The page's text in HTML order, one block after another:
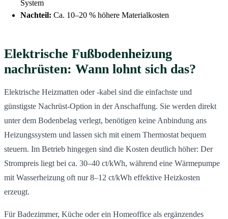
System
Nachteil: Ca. 10–20 % höhere Materialkosten
Elektrische Fußbodenheizung
nachrüsten: Wann lohnt sich das?
Elektrische Heizmatten oder -kabel sind die einfachste und
günstigste Nachrüst-Option in der Anschaffung. Sie werden direkt
unter dem Bodenbelag verlegt, benötigen keine Anbindung ans
Heizungssystem und lassen sich mit einem Thermostat bequem
steuern. Im Betrieb hingegen sind die Kosten deutlich höher: Der
Strompreis liegt bei ca. 30–40 ct/kWh, während eine Wärmepumpe
mit Wasserheizung oft nur 8–12 ct/kWh effektive Heizkosten
erzeugt.
Für Badezimmer, Küche oder ein Homeoffice als ergänzendes